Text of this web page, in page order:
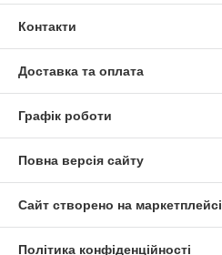
Контакти
Доставка та оплата
Графік роботи
Повна версія сайту
Сайт створено на маркетплейсі
Політика конфіденційності